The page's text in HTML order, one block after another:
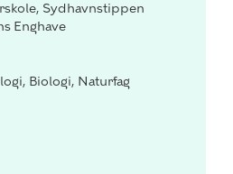
Sydhavnstippen
Enghave
Biologi, Naturfag